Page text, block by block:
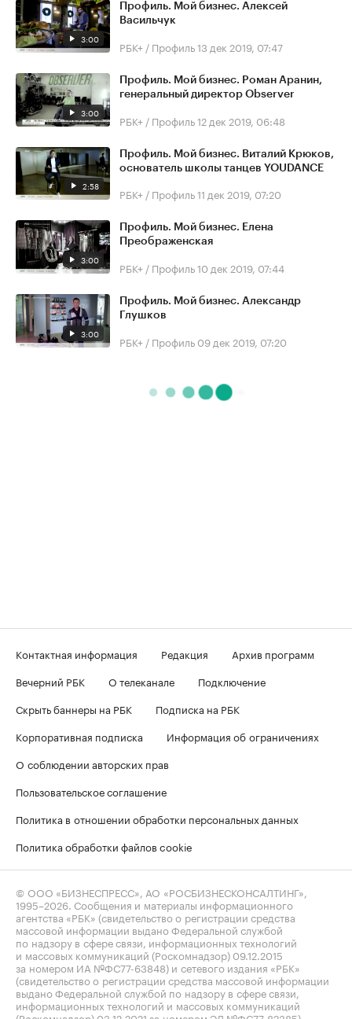
3:00
Профиль. Мой бизнес. Алексей
Васильчук
РБК+ / Профиль13 дек 2019, 07:47
3:00
Профиль. Мой бизнес. Роман Аранин,
генеральный директор Observer
РБК+ / Профиль12 дек 2019, 06:48
2:58
Профиль. Мой бизнес. Виталий Крюков,
основатель школы танцев YOUDANCE
РБК+ / Профиль11 дек 2019, 07:20
3:00
Профиль. Мой бизнес. Елена
Преображенская
РБК+ / Профиль10 дек 2019, 07:44
3:00
Профиль. Мой бизнес. Александр
Глушков
РБК+ / Профиль 09 дек 2019, 07:20
Контактная информация Редакция
Архив программ
Вечерний РБК
О телеканале
Подключение
Скрыть баннеры на РБК
Подписка на РБК
Корпоративная подписка
Информация об ограничениях
О соблюдении авторских прав
Пользовательское соглашение
Политика в отношении обработки персональных данных
Политика обработки файлов cookie
© ООО «БИЗНЕСПРЕСС», АО «РОСБИЗНЕСКОНСАЛТИНГ»,
1995–2026 . Сообщения и материалы информационного
агентства «РБК» (свидетельство о регистрации средства
массовой информации выдано Федеральной службой
по надзору в сфере связи, информационных технологий
и массовых коммуникаций (Роскомнадзор) 09.12.2015
за номером ИА №ФС77-63848) и сетевого издания «РБК»
(свидетельство о регистрации средства массовой информации
выдано Федеральной службой по надзору в сфере связи,
информационных технологий и массовых коммуникаций